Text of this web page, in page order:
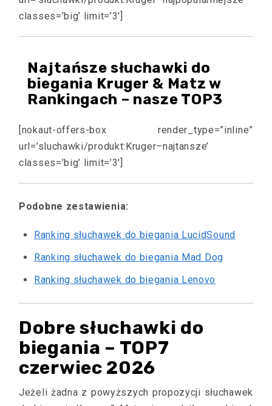
classes=’big’ limit=’3′]
Najtańsze słuchawki do
biegania Kruger & Matz w
Rankingach – nasze TOP3
[nokaut-offers-box render_type=”inline”
url=’sluchawki/produkt:Kruger–najtansze’
classes=’big’ limit=’3′]
Podobne zestawienia:
Ranking słuchawek do biegania LucidSound
Ranking słuchawek do biegania Mad Dog
Ranking słuchawek do biegania Lenovo
Dobre słuchawki do
biegania – TOP7
czerwiec 2026
Jeżeli żadna z powyższych propozycji słuchawek